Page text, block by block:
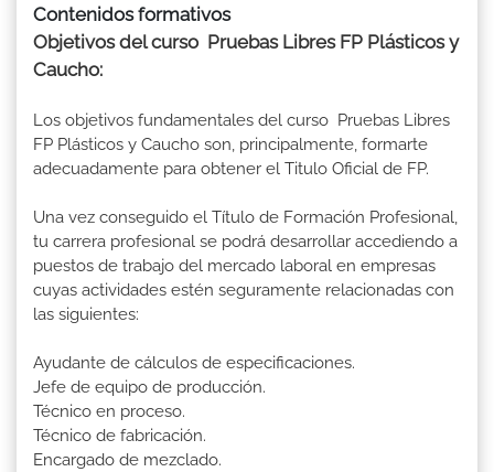
Contenidos formativos
Objetivos del curso Pruebas Libres FP Plásticos y
Caucho:
Los objetivos fundamentales del curso Pruebas Libres
FP Plásticos y Caucho son, principalmente, formarte
adecuadamente para obtener el Titulo Oficial de FP.
Una vez conseguido el Título de Formación Profesional,
tu carrera profesional se podrá desarrollar accediendo a
puestos de trabajo del mercado laboral en empresas
cuyas actividades estén seguramente relacionadas con
las siguientes:
Ayudante de cálculos de especificaciones.
Jefe de equipo de producción.
Técnico en proceso.
Técnico de fabricación.
Encargado de mezclado.